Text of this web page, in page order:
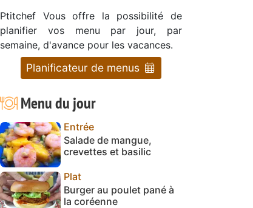
Ptitchef Vous offre la possibilité de
planifier vos menu par jour, par
semaine, d'avance pour les vacances.
Planificateur de menus
Menu du jour
Entrée
Salade de mangue,
crevettes et basilic
Plat
Burger au poulet pané à
la coréenne